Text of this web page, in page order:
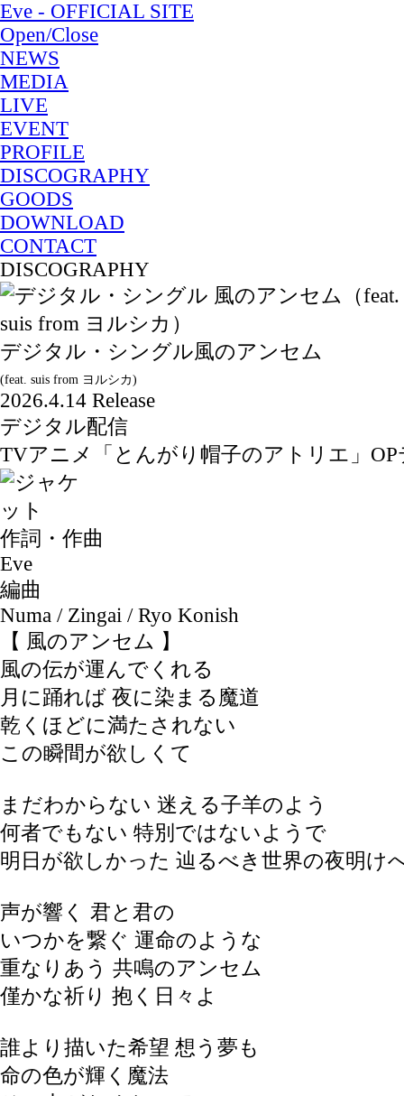
Eve - OFFICIAL SITE
Open/Close
NEWS
MEDIA
LIVE
EVENT
PROFILE
DISCOGRAPHY
GOODS
DOWNLOAD
CONTACT
DISCOGRAPHY
デジタル・シングル風のアンセム
(feat. suis from ヨルシカ)
2026.4.14 Release
デジタル配信
TVアニメ「とんがり帽子のアトリエ」OP
作詞・作曲
Eve
編曲
Numa / Zingai / Ryo Konish
【 風のアンセム 】
風の伝が運んでくれる
月に踊れば 夜に染まる魔道
乾くほどに満たされない
この瞬間が欲しくて
まだわからない 迷える子羊のよう
何者でもない 特別ではないようで
明日が欲しかった 辿るべき世界の夜明け
声が響く 君と君の
いつかを繋ぐ 運命のような
重なりあう 共鳴のアンセム
僅かな祈り 抱く日々よ
誰より描いた希望 想う夢も
命の色が輝く魔法